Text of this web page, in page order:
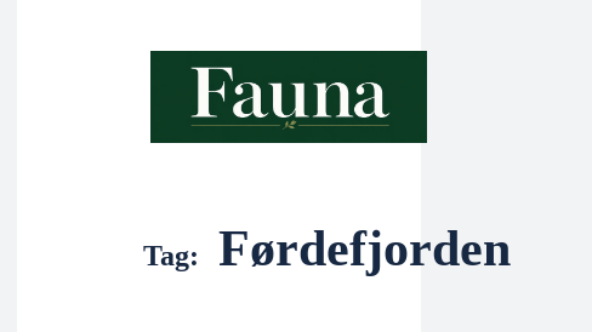
Tag: Førdefjorden